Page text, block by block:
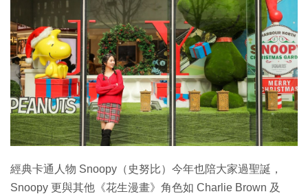
生成式AI與雲端應用
Enterprise Digital Transformation
特集
經典卡通人物 Snoopy（史努比）今年也陪大家過聖誕，
Snoopy 更與其他《花生漫畫》角色如 Charlie Brown 及